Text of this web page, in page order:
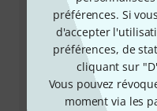
préférences. Si
d'accepter
préférences, de
cliquant sur
Vous pouvez
moment via les
Plus d'options de
Retourner un
Tous les